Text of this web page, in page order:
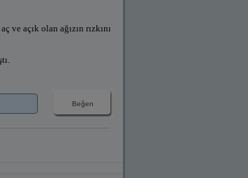
ve açık olan ağızın rızkını